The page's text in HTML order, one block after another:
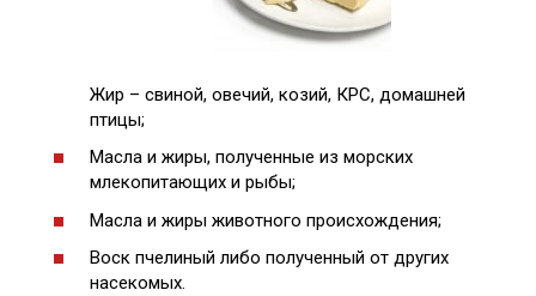
Жир – свиной, овечий, козий, КРС, домашней
птицы;
Масла и жиры, полученные из морских
млекопитающих и рыбы;
Масла и жиры животного происхождения;
Воск пчелиный либо полученный от других
насекомых.